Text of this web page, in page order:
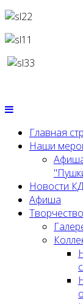
Главная
Наши
Новости
Афиша
Творчество